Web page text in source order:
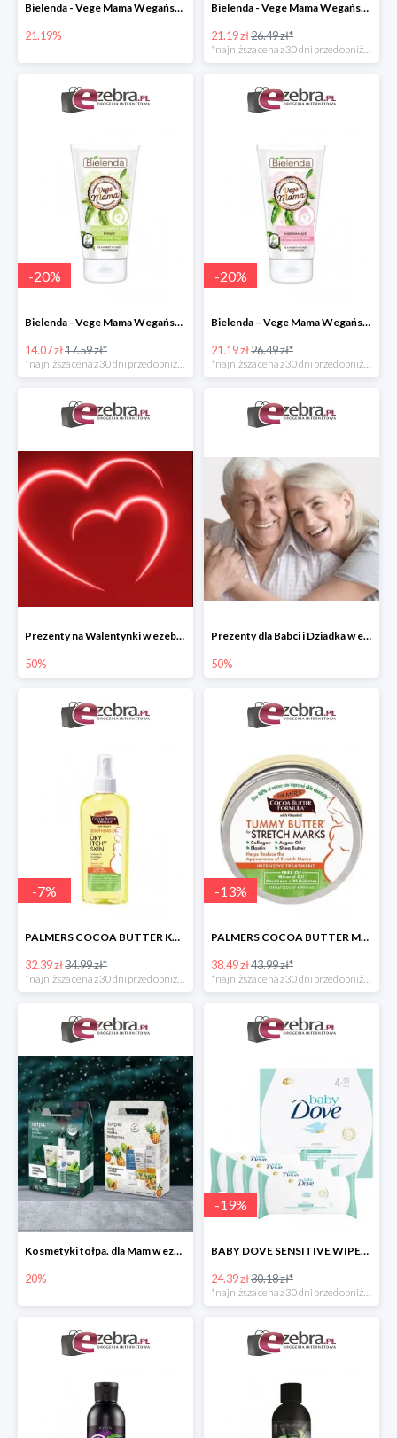
Bielenda - Vege Mama Wegański balsam natłuszczający na brzuch
21.19%
Bielenda - Vege Mama Wegańskie serum wzmacniające przeciw rozstępom
21.19 zł26.49 zł*
*najniższa cena z 30 dni przed obniżką
-20%
Bielenda - Vege Mama Wegański kojący krem-żel na ociężałe nogi
14.07 zł17.59 zł*
-20%
Bielenda – Vege Mama Wegańskie serum ujędrniające do pielęgnacji biustu
21.19 zł26.49 zł*
Prezenty na Walentynki w ezebra.pl do -50%
50%
Prezenty dla Babci i Dziadka w ezebra.pl do -50%
50%
-7%
PALMERS COCOA BUTTER KOJĄCA OLIWKA DLA KOBIET W CIĄŻY
32.39 zł34.99 zł*
-13%
PALMERS COCOA BUTTER MASŁO DO PIELĘGNACJI BRZUCHA W CZASIE CIĄŻY
38.49 zł43.99 zł*
Kosmetyki tołpa. dla Mam w ezebra.pl do -20%
20%
-19%
BABY DOVE SENSITIVE WIPES CHUSTECZKI PIELĘGNACYJNE 200 szt.
24.39 zł30.18 zł*